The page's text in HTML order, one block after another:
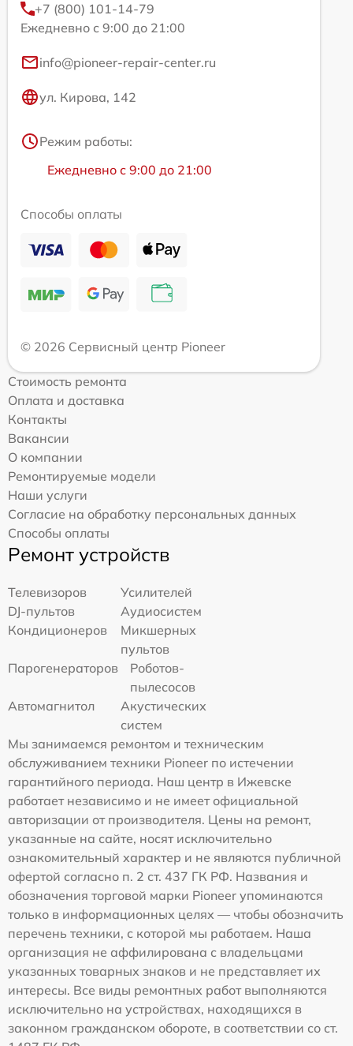
+7 (800) 101-14-79
Ежедневно с 9:00 до 21:00
info@pioneer-repair-center.ru
ул. Кирова, 142
Режим работы:
Ежедневно с 9:00 до 21:00
Способы оплаты
© 2026 Сервисный центр Pioneer
Стоимость ремонта
Оплата и доставка
Контакты
Вакансии
О компании
Ремонтируемые модели
Наши услуги
Согласие на обработку персональных данных
Способы оплаты
Ремонт устройств
Телевизоров
Усилителей
DJ-пультов
Аудиосистем
Кондиционеров
Микшерных
пультов
Парогенераторов
Роботов-
пылесосов
Автомагнитол
Акустических
систем
Мы занимаемся ремонтом и техническим
обслуживанием техники Pioneer по истечении
гарантийного периода. Наш центр в Ижевске
работает независимо и не имеет официальной
авторизации от производителя. Цены на ремонт,
указанные на сайте, носят исключительно
ознакомительный характер и не являются публичной
офертой согласно п. 2 ст. 437 ГК РФ. Названия и
обозначения торговой марки Pioneer упоминаются
только в информационных целях — чтобы обозначить
перечень техники, с которой мы работаем. Наша
организация не аффилирована с владельцами
указанных товарных знаков и не представляет их
интересы. Все виды ремонтных работ выполняются
исключительно на устройствах, находящихся в
законном гражданском обороте, в соответствии со ст.